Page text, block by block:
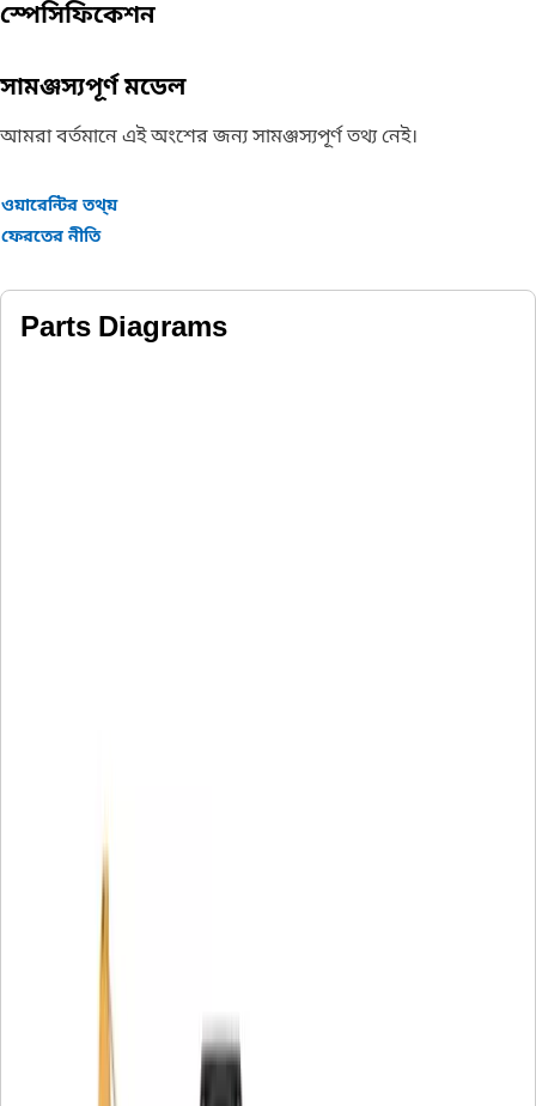
স্পেসিফিকেশন
সামঞ্জস্যপূর্ণ মডেল
আমরা বর্তমানে এই অংশের জন্য সামঞ্জস্যপূর্ণ তথ্য নেই।
ওয়ারেন্টির তথ্য়
ফেরতের নীতি
Parts Diagrams